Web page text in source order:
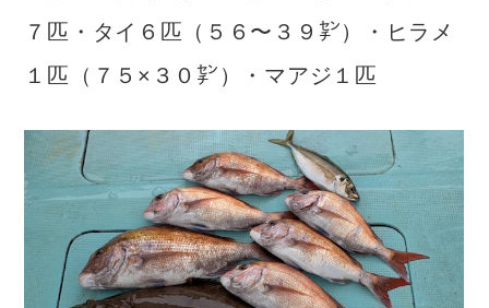
７匹・タイ６匹（５６〜３９㌢）・ヒラメ
１匹（７５×３０㌢）・マアジ１匹